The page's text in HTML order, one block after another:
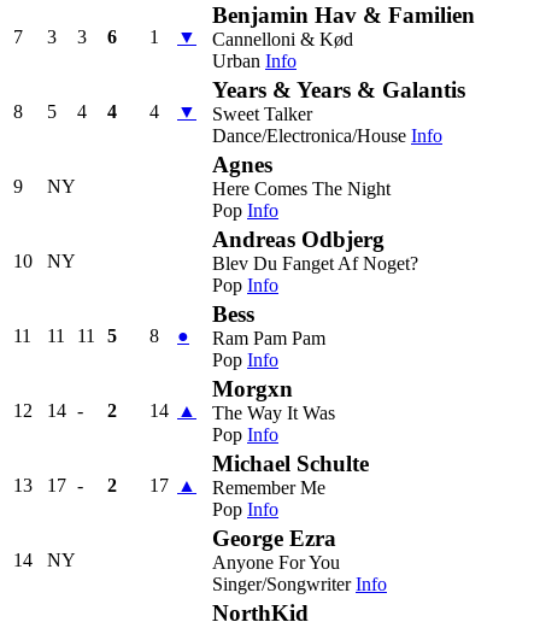
7 3 3 6 1 ▼
Benjamin Hav & Familien
Cannelloni & Kød
Urban Info
8 5 4 4 4 ▼
Years & Years & Galantis
Sweet Talker
Dance/Electronica/House Info
9 NY
Agnes
Here Comes The Night
Pop Info
10 NY
Andreas Odbjerg
Blev Du Fanget Af Noget?
Pop Info
11 11 11 5 8 ●
Bess
Ram Pam Pam
Pop Info
12 14 - 2 14 ▲
Morgxn
The Way It Was
Pop Info
13 17 - 2 17 ▲
Michael Schulte
Remember Me
Pop Info
14 NY
George Ezra
Anyone For You
Singer/Songwriter Info
NorthKid